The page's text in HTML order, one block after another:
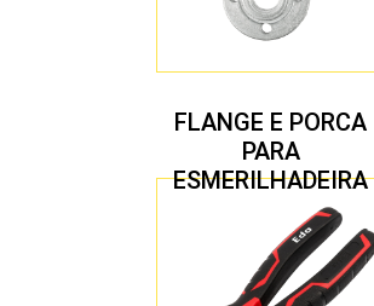
FLANGE E PORCA
PARA
ESMERILHADEIRA
4.1/2″ 20,00 MM